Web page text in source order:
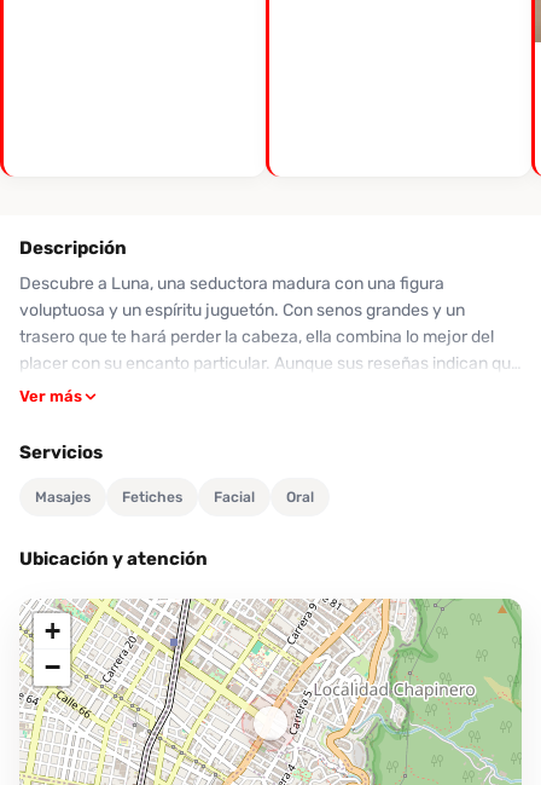
Descripción
Descubre a Luna, una seductora madura con una figura
voluptuosa y un espíritu juguetón. Con senos grandes y un
trasero que te hará perder la cabeza, ella combina lo mejor del
placer con su encanto particular. Aunque sus reseñas indican que
su estilo de servicio puede ser mecánico, muchos coinciden en
objetivo de aliviar tus deseos. Luna ofrece servicios de sexo oral
como videollamadas calientes y packs personalizados. Valora su
sea una excelente inversión. ¡Atrévete a contactarla y
al explorar su compañía. Encuentra su contacto en
Desenfreno.co y permítele hacer de tu fantasía una realidad.
Ver más
Servicios
Masajes Fetiches Facial Oral
Ubicación y atención
+
−